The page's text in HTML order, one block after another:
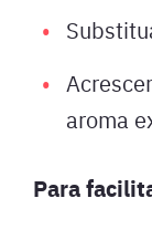
aroma
Para